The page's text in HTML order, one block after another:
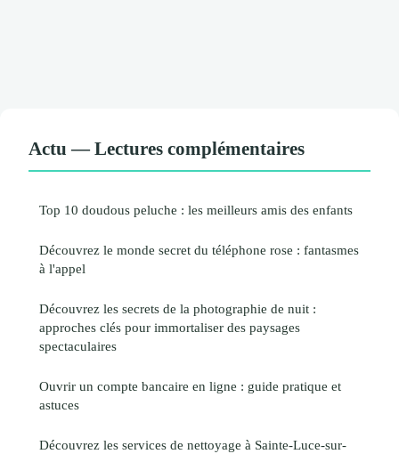
Actu — Lectures complémentaires
Top 10 doudous peluche : les meilleurs amis des enfants
Découvrez le monde secret du téléphone rose : fantasmes
à l'appel
Découvrez les secrets de la photographie de nuit :
approches clés pour immortaliser des paysages
spectaculaires
Ouvrir un compte bancaire en ligne : guide pratique et
astuces
Découvrez les services de nettoyage à Sainte-Luce-sur-